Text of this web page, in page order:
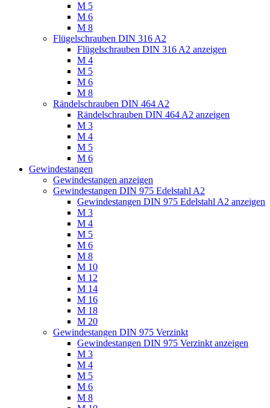
M 5
M 6
M 8
Flügelschrauben DIN 316 A2
Flügelschrauben DIN 316 A2 anzeigen
M 4
M 5
M 6
M 8
Rändelschrauben DIN 464 A2
Rändelschrauben DIN 464 A2 anzeigen
M 3
M 4
M 5
M 6
Gewindestangen
Gewindestangen anzeigen
Gewindestangen DIN 975 Edelstahl A2
Gewindestangen DIN 975 Edelstahl A2 anzeigen
M 3
M 4
M 5
M 6
M 8
M 10
M 12
M 14
M 16
M 18
M 20
Gewindestangen DIN 975 Verzinkt
Gewindestangen DIN 975 Verzinkt anzeigen
M 3
M 4
M 5
M 6
M 8